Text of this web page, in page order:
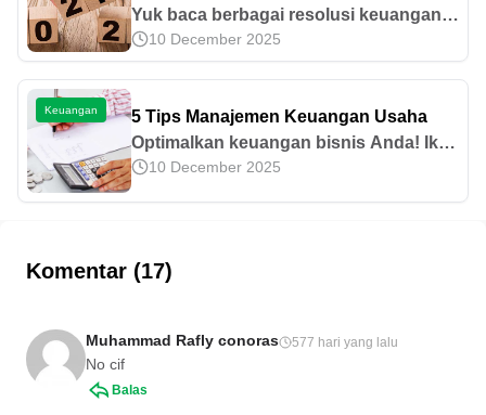
Yuk baca berbagai resolusi keuangan
yang sebaiknya direncanakan sejak
sekarang dan tips untuk mencapainya!
10 December 2025
Keuangan
5 Tips Manajemen Keuangan Usaha
Optimalkan keuangan bisnis Anda! Ikuti
5 tips manajemen keuangan ini untuk
10 December 2025
Komentar (17)
Muhammad Rafly conoras 577 hari yang lalu
No cif
Balas